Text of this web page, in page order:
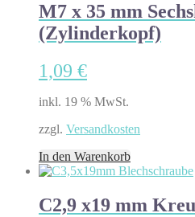
M7 x 35 mm
(Zylinderkopf)
1,09 €
inkl. 19 % MwSt.
zzgl. Versandkosten
In den Warenkorb
C2,9 x19 mm